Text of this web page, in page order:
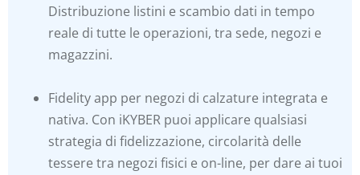
Distribuzione listini e scambio dati in tempo
reale di tutte le operazioni, tra sede, negozi e
magazzini.
Fidelity app per negozi di calzature integrata e
nativa. Con iKYBER puoi applicare qualsiasi
strategia di fidelizzazione, circolarità delle
tessere tra negozi fisici e on-line, per dare ai tuoi